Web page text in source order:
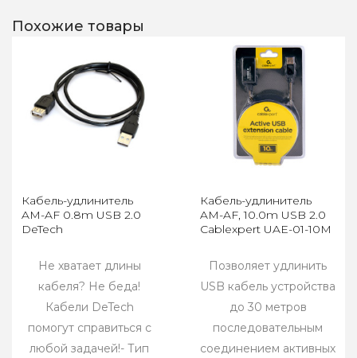
Похожие товары
Кабель-удлинитель
AM-AF 0.8m USB 2.0
DeTech
Не хватает длины
кабеля? Не беда!
Кабели DeTech
помогут справиться с
любой задачей!- Тип
Кабель-удлинитель
AM-AF, 10.0m USB 2.0
Cablexpert UAE-01-10M
Позволяет удлинить
USB кабель устройства
до 30 метров
последовательным
соединением активных